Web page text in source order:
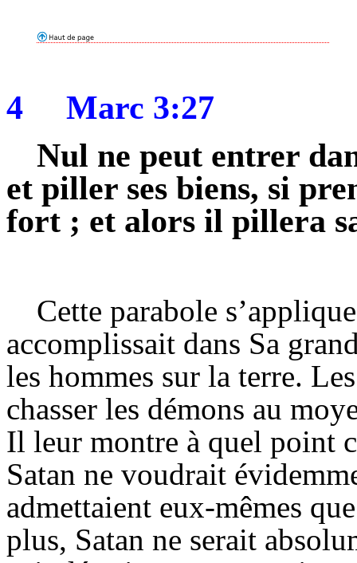
4
Marc 3:27
Nul ne peut entrer
et piller ses biens, si
fort ; et alors il pillera
Cette parabole
accomplissait dans Sa
les hommes sur la terre.
chasser les démons au
Il leur montre à quel point
Satan ne voudrait
admettaient eux-mêmes
plus, Satan ne serait